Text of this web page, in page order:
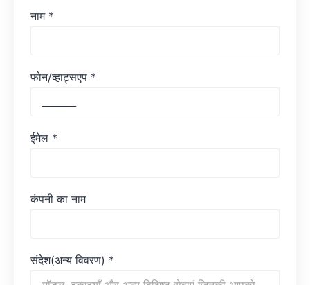
नाम *
फोन/व्हाट्सएप *
ईमेल *
कंपनी का नाम
संदेश(अन्य विवरण) *